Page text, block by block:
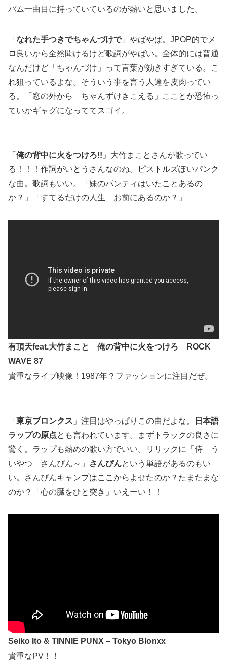
バム一曲目に持っていているのが熱いと思いました。
「 なれた手つきでちゃんづけで」やばやば。JPOP的でメ
ロ良いから全然聞けるけど歌詞がやばい。全体的には普通
なんだけど「ちゃんづけ」って言葉が効きすぎている。こ
れ狙っているよな。そういう事を言う人達を皮肉ってい
る。「窓の外から ちゃんずけきこえる」こことか恐怖っ
ていかギャグになっててスゴイ。
「 俺の背中に火をつけろ!! 」大竹まことさんが歌ってい
る！！！作詞がいとうさんなのね。ピストルズぽいパンク
な曲。歌詞もいい。「妹のパンティはいたことあるの
か？」「すてるだけの人生 お前にあるのか？」
有頂天feat.大竹まこと 俺の背中に火をつけろ ROCK
WAVE 87
貴重なライブ映像！1987年？ファッションに注目だぜ。
「 東京ブロンクス 」注目はやっぱりこの曲だよな。
日本語
ラップの原点とも言われています。まずトラックの良さに
驚く。ラップも熱めの歌い方でいい。リリックに「侍 う
いやつ さんぴん～」
さんぴんという単語があるのもい
い。さんぴんキャンプはここからよせたのか？たまたまな
のか？「心の臓をひと突き」いえーい！！
Seiko Ito & TINNIE PUNX – Tokyo Blonxx
貴重なPV！！